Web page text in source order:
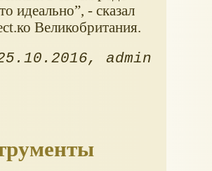
идеально”, - сказал
Великобритания.
admin